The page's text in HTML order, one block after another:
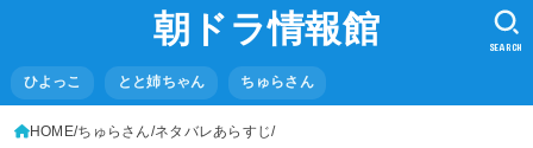
朝ドラ情報館
ひよっこ とと姉ちゃん ちゅらさん
SEARCH
HOME ちゅらさん ネタバレあらすじ